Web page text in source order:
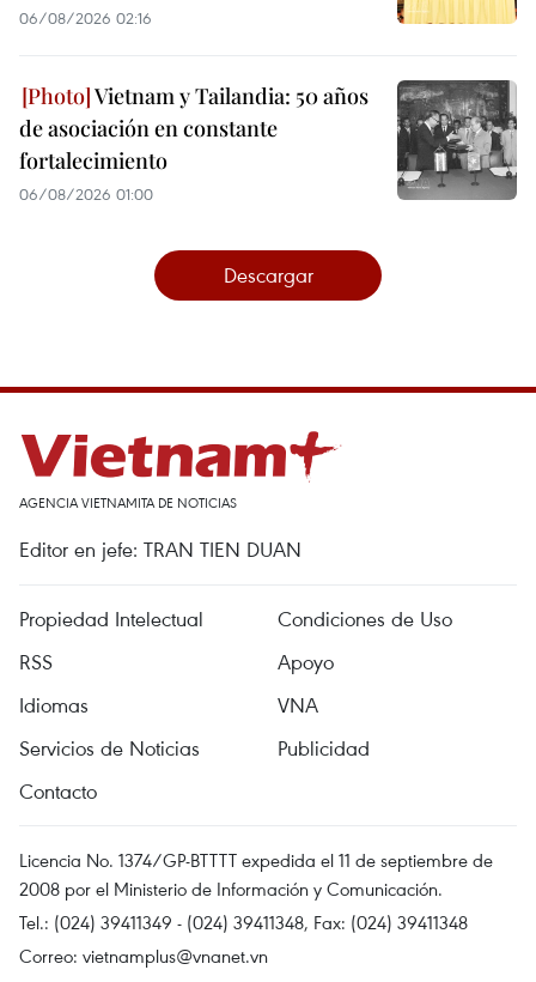
06/08/2026 02:16
Vietnam y Tailandia: 50 años
de asociación en constante
fortalecimiento
06/08/2026 01:00
Descargar
AGENCIA VIETNAMITA DE NOTICIAS
Editor en jefe: TRAN TIEN DUAN
Propiedad Intelectual
Condiciones de Uso
RSS
Apoyo
Idiomas
VNA
Servicios de Noticias
Publicidad
Contacto
Licencia No. 1374/GP-BTTTT expedida el 11 de septiembre de
2008 por el Ministerio de Información y Comunicación.
Tel.: (024) 39411349 - (024) 39411348, Fax: (024) 39411348
Correo: vietnamplus@vnanet.vn